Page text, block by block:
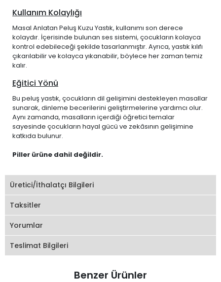
Kullanım Kolaylığı
Masal Anlatan Peluş Kuzu Yastık, kullanımı son derece
kolaydır. İçerisinde bulunan ses sistemi, çocukların kolayca
kontrol edebileceği şekilde tasarlanmıştır. Ayrıca, yastık kılıfı
çıkarılabilir ve kolayca yıkanabilir, böylece her zaman temiz
kalır.
Eğitici Yönü
Bu peluş yastık, çocukların dil gelişimini destekleyen masallar
sunarak, dinleme becerilerini geliştirmelerine yardımcı olur.
Aynı zamanda, masalların içerdiği öğretici temalar
sayesinde çocukların hayal gücü ve zekâsının gelişimine
katkıda bulunur.
Piller ürüne dahil değildir.
Üretici/İthalatçı Bilgileri
Taksitler
Yorumlar
Teslimat Bilgileri
Benzer Ürünler